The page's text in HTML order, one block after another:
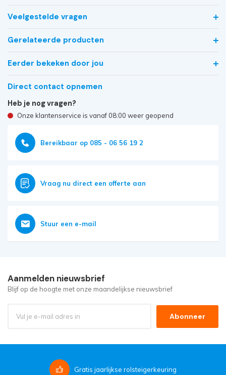
Veelgestelde vragen
Gerelateerde producten
Eerder bekeken door jou
Direct contact opnemen
Heb je nog vragen?
Onze klantenservice is vanaf 08:00 weer geopend
Bereikbaar op 085 - 06 56 19 2
Vraag nu direct een offerte aan
Stuur een e-mail
Aanmelden nieuwsbrief
Blijf op de hoogte met onze maandelijkse nieuwsbrief
Abonneer
Gratis jaarlijkse rolsteigerkeuring